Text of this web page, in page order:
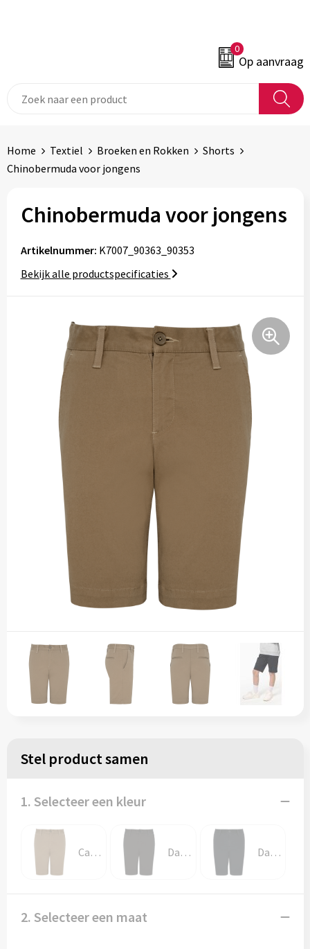
0
Op aanvraag
Home Textiel Broeken en Rokken
Shorts
Chinobermuda voor jongens
Chinobermuda voor jongens
Artikelnummer: K7007_90363_90353
Bekijk alle productspecificaties
Stel product samen
1. Selecteer een kleur
Camel Dark Grey Dark Navy
2. Selecteer een maat